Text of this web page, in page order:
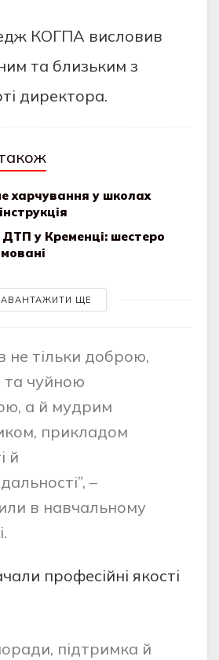
КОГПА висловив
та близьким з
директора.
харчування у школах
у Кременці: шестеро
ЩЕ
не тільки доброю,
чуйною
а й мудрим
прикладом
й
–
в навчальному
професійні якості
підтримка й